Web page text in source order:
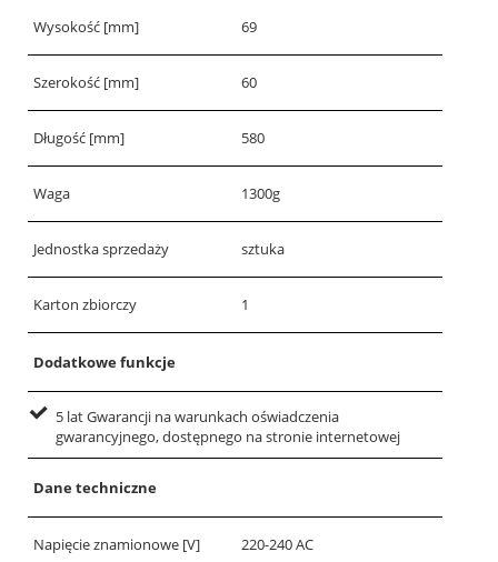
Wysokość [mm] 69
Szerokość [mm] 60
Długość [mm] 580
Waga 1300g
Jednostka sprzedaży sztuka
Karton zbiorczy 1
Dodatkowe funkcje
5 lat Gwarancji na warunkach oświadczenia
gwarancyjnego, dostępnego na stronie internetowej
Dane techniczne
Napięcie znamionowe [V] 220-240 AC